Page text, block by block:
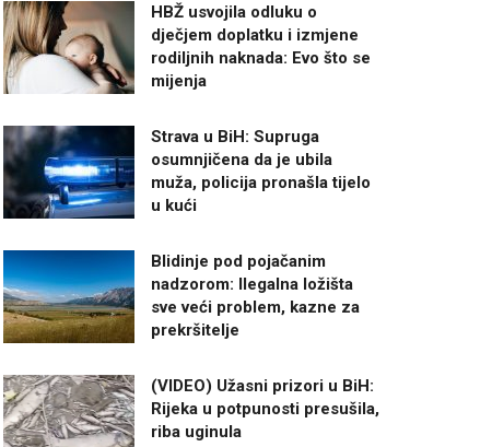
HBŽ usvojila odluku o
dječjem doplatku i izmjene
rodiljnih naknada: Evo što se
mijenja
Strava u BiH: Supruga
osumnjičena da je ubila
muža, policija pronašla tijelo
u kući
Blidinje pod pojačanim
nadzorom: Ilegalna ložišta
sve veći problem, kazne za
prekršitelje
(VIDEO) Užasni prizori u BiH:
Rijeka u potpunosti presušila,
riba uginula